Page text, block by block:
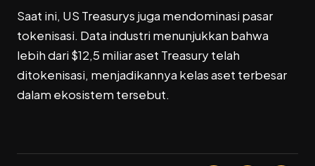
Saat ini, US Treasurys juga mendominasi pasar
tokenisasi. Data industri menunjukkan bahwa
lebih dari $12,5 miliar aset Treasury telah
ditokenisasi, menjadikannya kelas aset terbesar
dalam ekosistem tersebut.